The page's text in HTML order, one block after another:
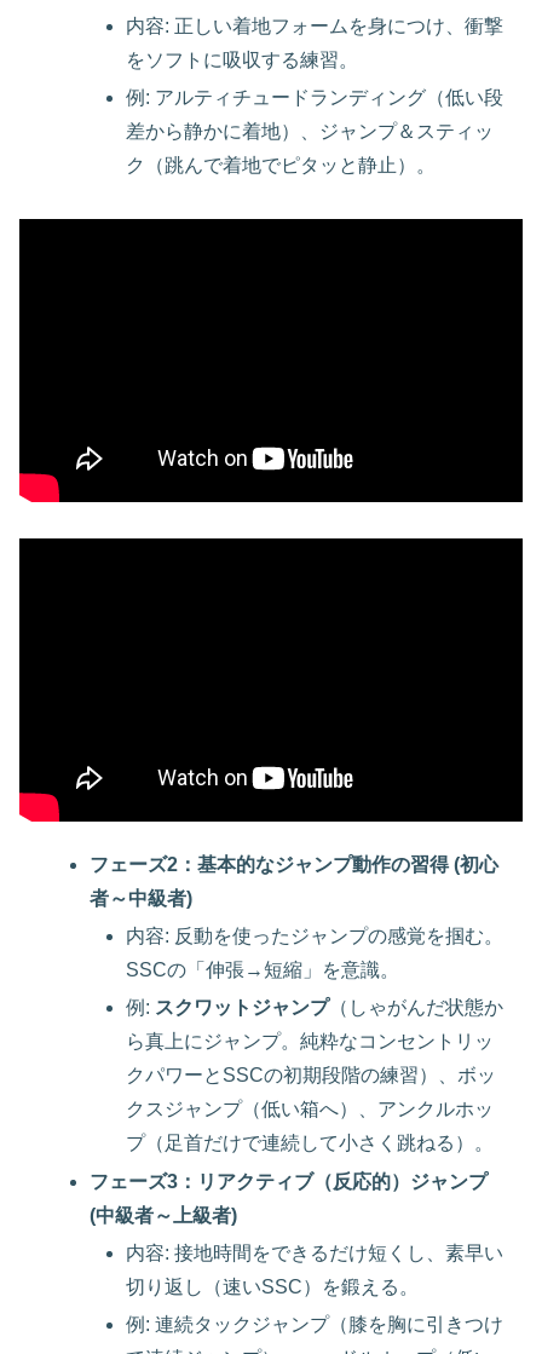
内容: 正しい着地フォームを身につけ、衝撃
をソフトに吸収する練習。
例: アルティチュードランディング（低い段
差から静かに着地）、ジャンプ＆スティッ
ク（跳んで着地でピタッと静止）。
フェーズ2：基本的なジャンプ動作の習得 (初心
者～中級者)
内容: 反動を使ったジャンプの感覚を掴む。
SSCの「伸張→短縮」を意識。
例: スクワットジャンプ（しゃがんだ状態か
ら真上にジャンプ。純粋なコンセントリッ
クパワーとSSCの初期段階の練習）、ボッ
クスジャンプ（低い箱へ）、アンクルホッ
プ（足首だけで連続して小さく跳ねる）。
フェーズ3：リアクティブ（反応的）ジャンプ
(中級者～上級者)
内容: 接地時間をできるだけ短くし、素早い
切り返し（速いSSC）を鍛える。
例: 連続タックジャンプ（膝を胸に引きつけ